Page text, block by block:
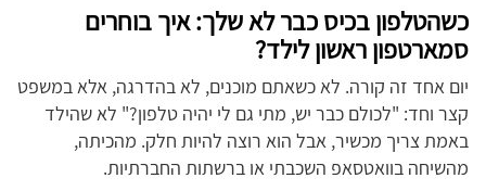
כשהטלפון בכיס כבר לא שלך: איך בוחרים
סמארטפון ראשון לילד?
יום אחד זה קורה. לא כשאתם מוכנים, לא בהדרגה, אלא במשפט
קצר וחד: "לכולם כבר יש, מתי גם לי יהיה טלפון?" לא שהילד
באמת צריך מכשיר, אבל הוא רוצה להיות חלק. מהכיתה,
מהשיחה בוואטסאפ השכבתי או ברשתות החברתיות.